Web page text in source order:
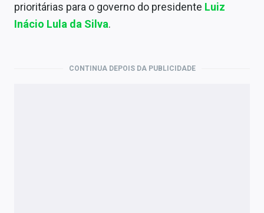
Brasil
prioritárias para o governo do presidente Luiz
Inácio Lula da Silva.
CONTINUA DEPOIS DA PUBLICIDADE